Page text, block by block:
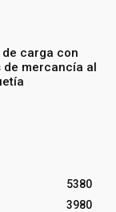
carga con
de mercancía al
5380
3980